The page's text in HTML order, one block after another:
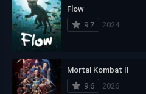
Flow
9.7
2024
Mortal Kombat II
9.6
2026